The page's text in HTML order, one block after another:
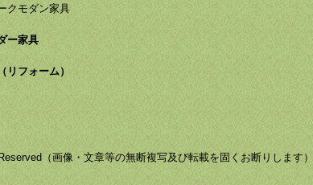
クモダン家具
ー家具
リフォーム）
（画像・文章等の無断複写及び転載を固くお断りします）